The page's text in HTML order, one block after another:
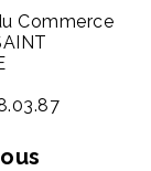
Commerce